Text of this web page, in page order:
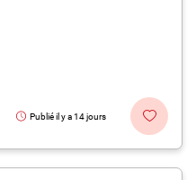
Publié il y a 14 jours